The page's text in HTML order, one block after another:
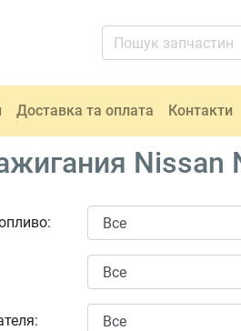
Доставка та оплата Контакти
Nissan